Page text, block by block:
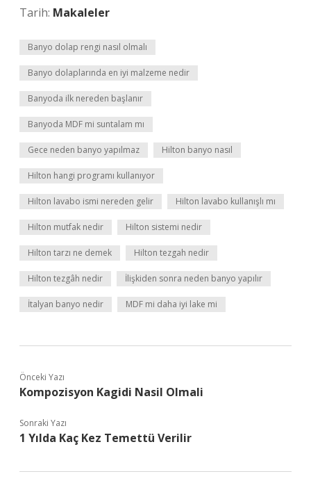
Tarih: Makaleler
Banyo dolap rengi nasıl olmalı
Banyo dolaplarında en iyi malzeme nedir
Banyoda ilk nereden başlanır
Banyoda MDF mi suntalam mı
Gece neden banyo yapılmaz Hilton banyo nasıl
Hilton hangi programı kullanıyor
Hilton lavabo ismi nereden gelir Hilton lavabo kullanışlı mı
Hilton mutfak nedir Hilton sistemi nedir
Hilton tarzı ne demek Hilton tezgah nedir
Hilton tezgâh nedir İlişkiden sonra neden banyo yapılır
İtalyan banyo nedir MDF mi daha iyi lake mi
Önceki Yazı
Kompozisyon Kagidi Nasil Olmali
Sonraki Yazı
1 Yılda Kaç Kez Temettü Verilir